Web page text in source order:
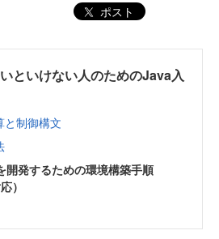
ポスト
といけない人のためのJava入
と制御構文
開発するための環境構築手順
）